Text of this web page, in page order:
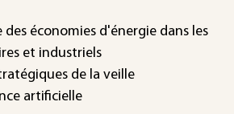
économies d'énergie dans les
et industriels
de la veille
artificielle